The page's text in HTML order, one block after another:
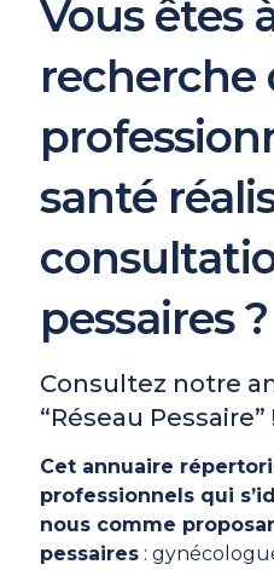
Vous êtes
recherche
santé
pessaires ?
Consultez notre
“Réseau Pessaire”
Cet annuaire
professionnels qui
nous comme
pessaires :